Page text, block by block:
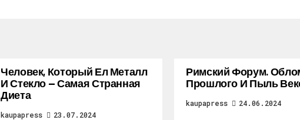
Человек, Который Ел Металл
И Стекло — Самая Странная
Диета
kaupapress 23.07.2024
Римский Форум.
Прошлого И Пыль
kaupapress 24.06.2024